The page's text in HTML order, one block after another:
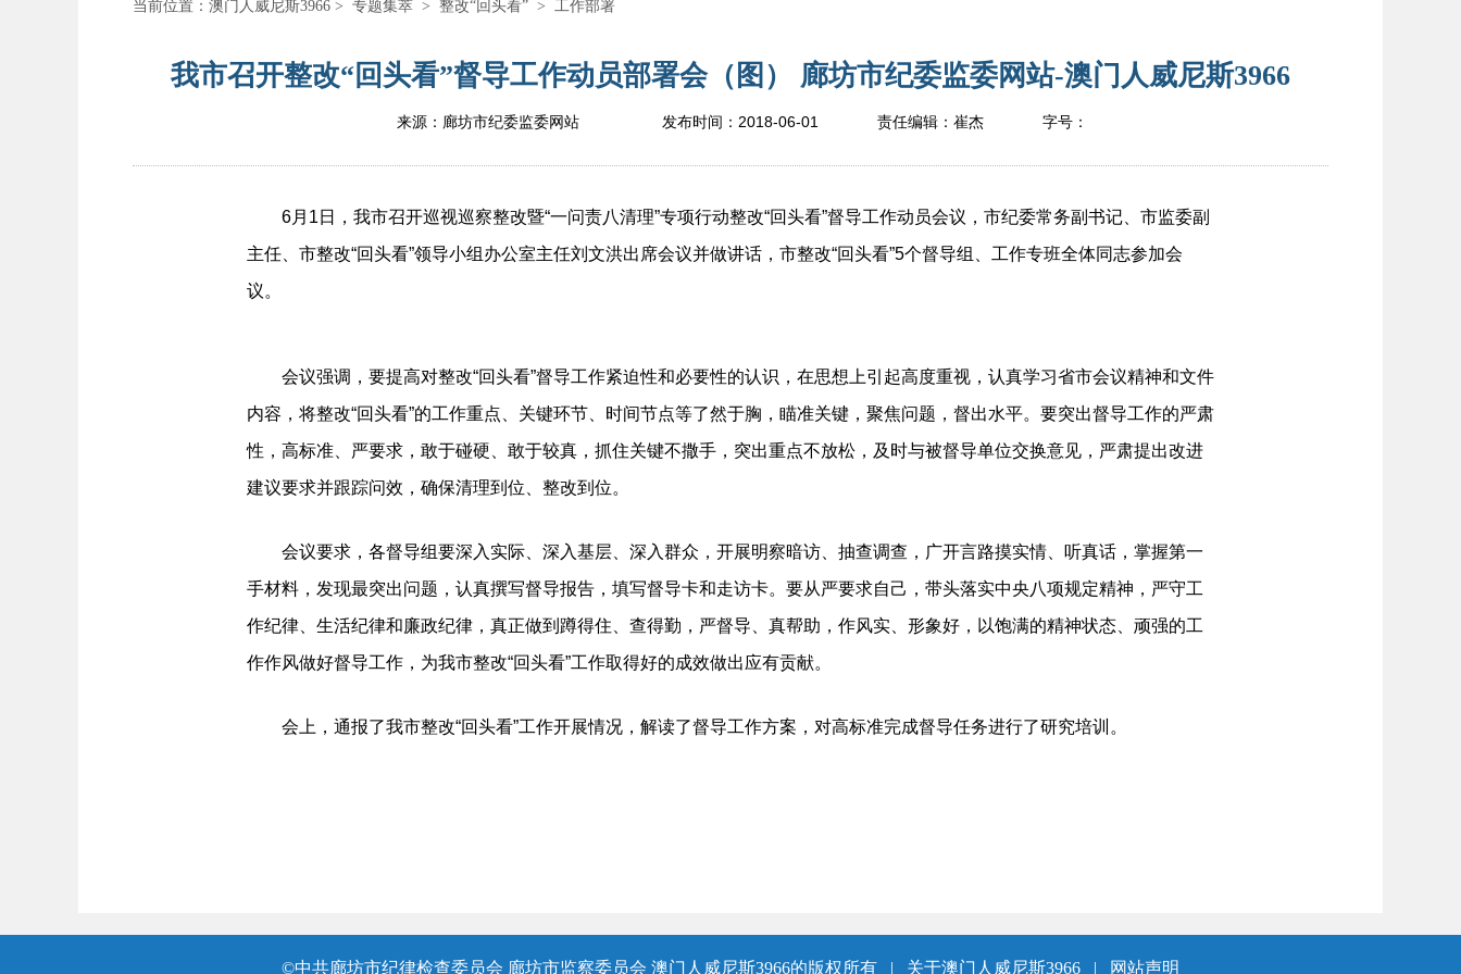
当前位置： 澳门人威尼斯3966 > 专题集萃 > 整改“回头看” > 工作部署
我市召开整改“回头看”督导工作动员部署会（图） 廊坊市纪委监委网站-澳门人威尼斯3966
来源：廊坊市纪委监委网站 发布时间： 2018-06-01 责任编辑： 崔杰 字号：
6月1日，我市召开巡视巡察整改暨“一问责八清理”专项行动整改“回头看”督导工作动员会议，市纪委常务副书记、市监委副
主任、市整改“回头看”领导小组办公室主任刘文洪出席会议并做讲话，市整改“回头看”5个督导组、工作专班全体同志参加会
议。
会议强调，要提高对整改“回头看”督导工作紧迫性和必要性的认识，在思想上引起高度重视，认真学习省市会议精神和文件
内容，将整改“回头看”的工作重点、关键环节、时间节点等了然于胸，瞄准关键，聚焦问题，督出水平。要突出督导工作的严肃
性，高标准、严要求，敢于碰硬、敢于较真，抓住关键不撒手，突出重点不放松，及时与被督导单位交换意见，严肃提出改进
建议要求并跟踪问效，确保清理到位、整改到位。
会议要求，各督导组要深入实际、深入基层、深入群众，开展明察暗访、抽查调查，广开言路摸实情、听真话，掌握第一
手材料，发现最突出问题，认真撰写督导报告，填写督导卡和走访卡。要从严要求自己，带头落实中央八项规定精神，严守工
作纪律、生活纪律和廉政纪律，真正做到蹲得住、查得勤，严督导、真帮助，作风实、形象好，以饱满的精神状态、顽强的工
作作风做好督导工作，为我市整改“回头看”工作取得好的成效做出应有贡献。
会上，通报了我市整改“回头看”工作开展情况，解读了督导工作方案，对高标准完成督导任务进行了研究培训。
©中共廊坊市纪律检查委员会 廊坊市监察委员会 澳门人威尼斯3966的版权所有 | 关于澳门人威尼斯3966 | 网站声明